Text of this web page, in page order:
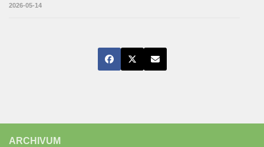
2026-05-14
ARCHIVUM